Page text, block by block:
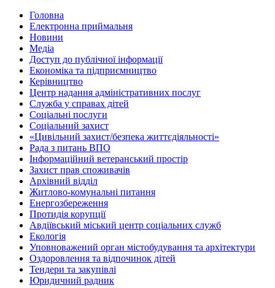
Головна
Електронна приймальня
Новини
Медіа
Доступ до публічної інформації
Економіка та підприємництво
Керівництво
Центр надання адміністративних послуг
Служба у справах дітей
Соціальні послуги
Соціальний захист
«Цивільний захист/безпека життєдіяльності»
Рада з питань ВПО
Інформаційний ветеранський простір
Захист прав споживачів
Архівний відділ
Житлово-комунальні питання
Енергозбереження
Протидія корупції
Авдіївський міський центр соціальних служб
Екологія
Уповноважений орган містобудування та архітектури
Оздоровлення та відпочинок дітей
Тендери та закупівлі
Юридичний радник